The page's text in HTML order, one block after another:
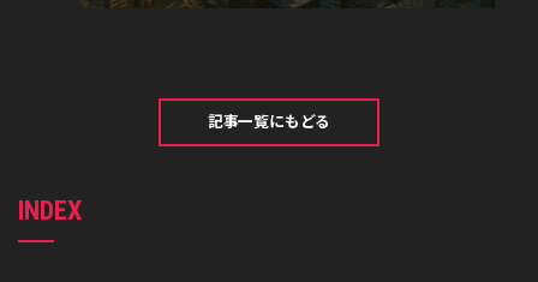
記事一覧にもどる
INDEX